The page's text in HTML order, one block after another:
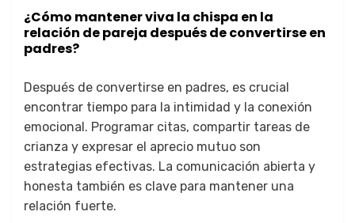
¿Cómo mantener viva la chispa en la
relación de pareja después de convertirse en
padres?
Después de convertirse en padres, es crucial
encontrar tiempo para la intimidad y la conexión
emocional. Programar citas, compartir tareas de
crianza y expresar el aprecio mutuo son
estrategias efectivas. La comunicación abierta y
honesta también es clave para mantener una
relación fuerte.